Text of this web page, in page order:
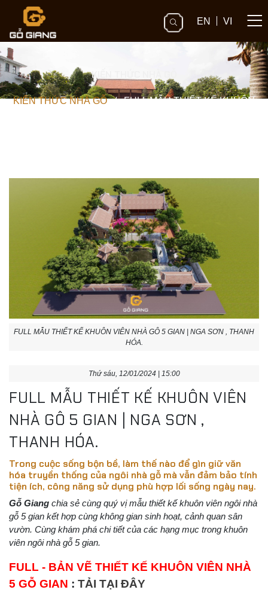
EN VI
KIẾN THỨC NHÀ GỖ
KIẾN THỨC NHÀ GỖ /
FULL MẪU THIẾT KẾ KHUÔN
FULL MẪU THIẾT KẾ KHUÔN VIÊN NHÀ GÔ 5 GIAN | NGA SƠN , THANH
HÓA.
Thứ sáu, 12/01/2024 | 15:00
FULL MẪU THIẾT KẾ KHUÔN VIÊN
NHÀ GÔ 5 GIAN | NGA SƠN ,
THANH HÓA.
Trong cuộc sống bộn bề, làm thế nào để gìn giữ văn
hóa truyền thống của ngôi nhà gỗ mà vẫn đảm bảo tính
tiện ích, công năng sử dụng phù hợp lối sống ngày nay.
Gỗ Giang chia sẻ cùng quý vị mẫu thiết kế khuôn viên ngôi nhà
gỗ 5 gian kết hợp cùng không gian sinh hoạt, cảnh quan sân
vườn. Cùng khám phá chi tiết của các hạng mục trong khuôn
viên ngôi nhà gỗ 5 gian.
FULL - BẢN VẼ THIẾT KẾ KHUÔN VIÊN NHÀ
5 GỖ GIAN : TẢI TẠI ĐÂY